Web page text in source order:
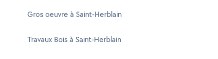
Gros oeuvre à Saint-Herblain
Travaux Bois à Saint-Herblain